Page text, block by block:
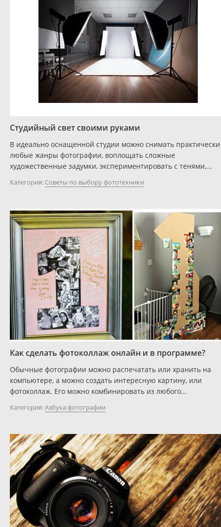
Студийный свет своими руками
В идеально оснащенной студии можно снимать практически
любые жанры фотографии, воплощать сложные
художественные задумки, экспериментировать с тенями,...
Категория: Советы по выбору фототехники
Как сделать фотоколлаж онлайн и в программе?
Обычные фотографии можно распечатать или хранить на
компьютере, а можно создать интересную картину, или
фотоколлаж. Его можно комбинировать из любого...
Категория:Азбука фотографии